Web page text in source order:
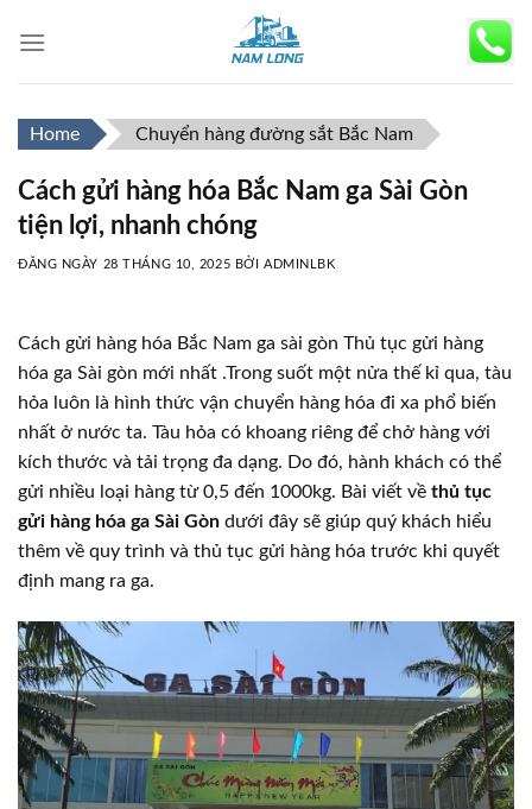
Home Chuyển hàng đường sắt Bắc Nam
Cách gửi hàng hóa Bắc Nam ga Sài Gòn
tiện lợi, nhanh chóng
ĐĂNG NGÀY 28 THÁNG 10, 2025 BỞI ADMINLBK
Cách gửi hàng hóa Bắc Nam ga sài gòn Thủ tục gửi hàng
hóa ga Sài gòn mới nhất .Trong suốt một nửa thế kỉ qua, tàu
hỏa luôn là hình thức vận chuyển hàng hóa đi xa phổ biến
nhất ở nước ta. Tàu hỏa có khoang riêng để chở hàng với
kích thước và tải trọng đa dạng. Do đó, hành khách có thể
gửi nhiều loại hàng từ 0,5 đến 1000kg. Bài viết về thủ tục
gửi hàng hóa ga Sài Gòn dưới đây sẽ giúp quý khách hiểu
thêm về quy trình và thủ tục gửi hàng hóa trước khi quyết
định mang ra ga.